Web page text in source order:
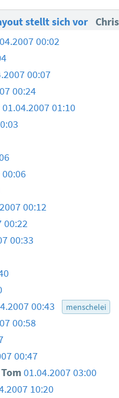
stellt sich vor
00:02
00:07
00:24
01.04.2007 01:10
00:12
00:22
00:33
00:43 menschelei
00:58
00:47
Tom01.04.2007 03:00
10:20